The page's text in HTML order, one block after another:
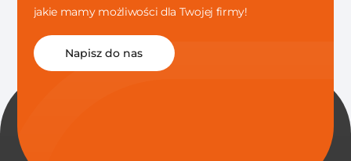
jakie mamy możliwości dla Twojej firmy!
Napisz do nas